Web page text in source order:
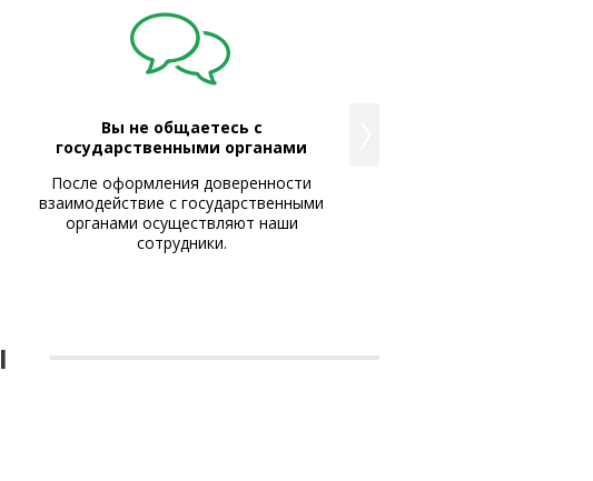
Вы не общаетесь с
государственными органами
После оформления доверенности
взаимодействие с государственными
органами осуществляют наши
сотрудники.